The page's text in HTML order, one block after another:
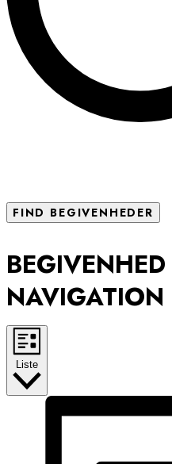
FIND BEGIVENHEDER
NAVIGATION
Liste